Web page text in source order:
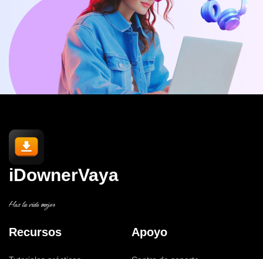
iDownerVaya
Haz tu vida mejor
Recursos Apoyo